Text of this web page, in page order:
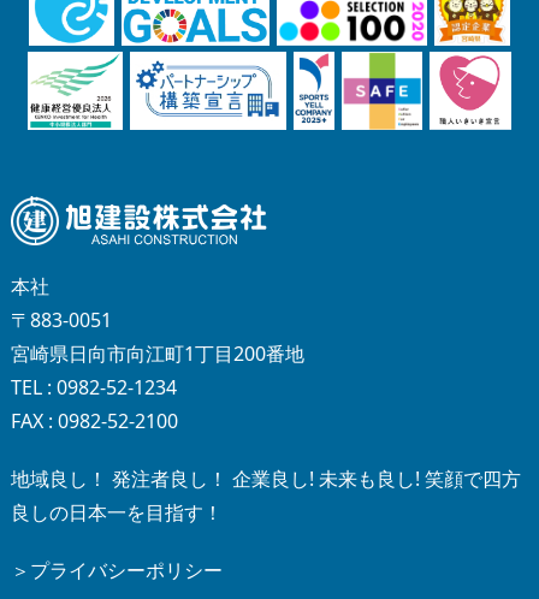
本社
〒883-0051
宮崎県日向市向江町1丁目200番地
TEL : 0982-52-1234
FAX : 0982-52-2100
地域良し！ 発注者良し！ 企業良し! 未来も良し! 笑顔で四方
良しの日本一を目指す！
＞プライバシーポリシー